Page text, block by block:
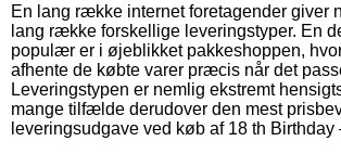
En lang række internet foretagender giver
lang række forskellige leveringstyper. En
populær er i øjeblikket pakkeshoppen,
afhente de købte varer præcis når det
Leveringstypen er nemlig ekstremt
mange tilfælde derudover den mest
leveringsudgave ved køb af 18 th Birthday